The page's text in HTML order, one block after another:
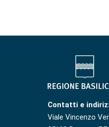
Contatti e
Viale Vincenzo